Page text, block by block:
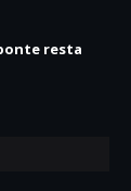
resta